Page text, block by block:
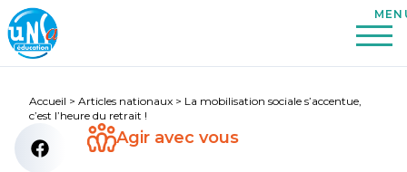
Accueil > Articles nationaux > La mobilisation sociale s’accentue,
c’est l’heure du retrait !
Agir avec vous